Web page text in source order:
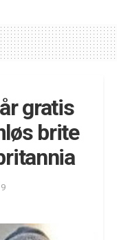
gratis
brite